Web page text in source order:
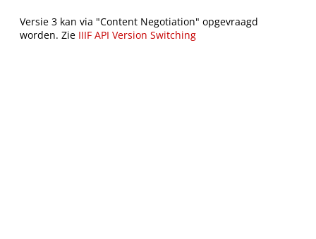
Versie 3 kan via "Content Negotiation" opgevraagd
worden. Zie IIIF API Version Switching